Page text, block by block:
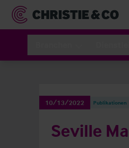
10/13/2022 Publikationen
Seville